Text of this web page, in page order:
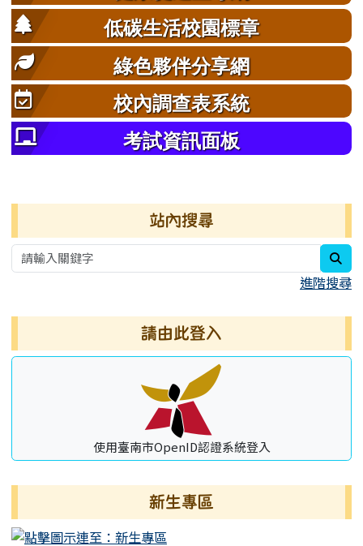
低碳生活校園標章
綠色夥伴分享網
校內調查表系統
考試資訊面板
站內搜尋
進階搜尋
請由此登入
使用臺南市OpenID認證系統登入
新生專區